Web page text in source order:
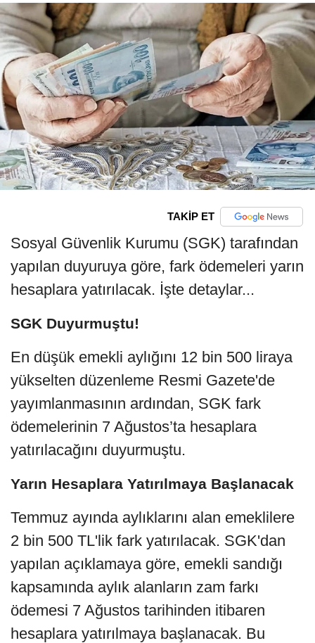
TAKİP ET
Sosyal Güvenlik Kurumu (SGK) tarafından
yapılan duyuruya göre, fark ödemeleri yarın
hesaplara yatırılacak. İşte detaylar...
SGK Duyurmuştu!
En düşük emekli aylığını 12 bin 500 liraya
yükselten düzenleme Resmi Gazete'de
yayımlanmasının ardından, SGK fark
ödemelerinin 7 Ağustos’ta hesaplara
yatırılacağını duyurmuştu.
Yarın Hesaplara Yatırılmaya Başlanacak
Temmuz ayında aylıklarını alan emeklilere
2 bin 500 TL'lik fark yatırılacak. SGK'dan
yapılan açıklamaya göre, emekli sandığı
kapsamında aylık alanların zam farkı
ödemesi 7 Ağustos tarihinden itibaren
hesaplara yatırılmaya başlanacak. Bu